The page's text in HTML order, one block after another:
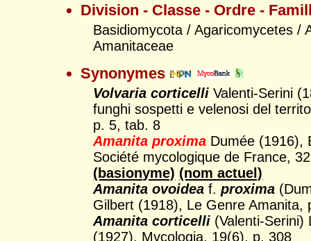
Division - Classe - Ordre -
Basidiomycota / Agaricomycetes /
Amanitaceae
Synonymes
Volvaria corticelli Valenti-Serini
funghi sospetti e velenosi del
p. 5, tab. 8
Amanita proxima Dumée (1916),
Société mycologique de France,
(basionyme) (nom actuel)
Amanita ovoidea f.proxima
Gilbert (1918), Le Genre Amanita,
Amanita corticelli (Valenti-Serini)
(1927), Mycologia, 19(6), p. 308